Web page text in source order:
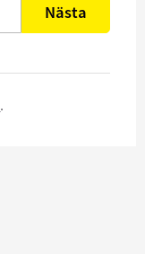
Nästa
.